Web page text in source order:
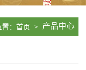
： 首页 > 产品中心